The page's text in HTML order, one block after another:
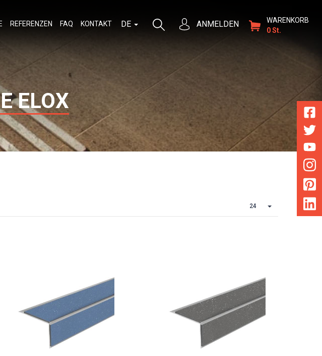
ELOX
24
REFERENZEN FAQ KONTAKT DE ANMELDEN
WARENKORB
0 St.